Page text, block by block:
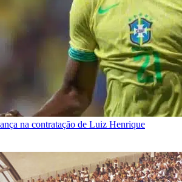
na contratação de Luiz Henrique